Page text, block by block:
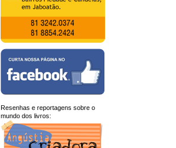
Resenhas e reportagens sobre o
mundo dos livros: